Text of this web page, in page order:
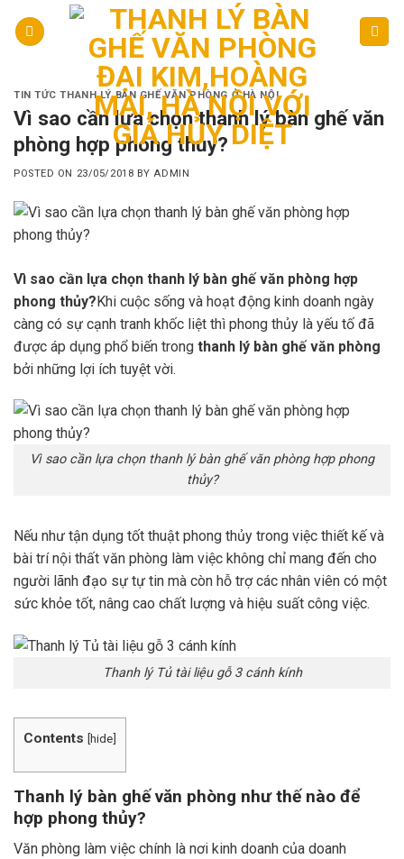
TIN TỨC THANH LÝ BÀN GHẾ VĂN PHÒNG Ở HÀ NỘI
Vì sao cần lựa chọn thanh lý bàn ghế văn
phòng hợp phong thủy?
POSTED ON 23/05/2018 BYADMIN
Vì sao cần lựa chọn thanh lý bàn ghế văn phòng hợp
phong thủy?Khi cuộc sống và hoạt động kinh doanh ngày
càng có sự cạnh tranh khốc liệt thì phong thủy là yếu tố đã
được áp dụng phổ biến trong thanh lý bàn ghế văn phòng
bởi những lợi ích tuyệt vời.
Vì sao cần lựa chọn thanh lý bàn ghế văn phòng hợp phong
thủy?
Nếu như tận dụng tốt thuật phong thủy trong việc thiết kế và
bài trí nội thất văn phòng làm việc không chỉ mang đến cho
người lãnh đạo sự tự tin mà còn hỗ trợ các nhân viên có một
sức khỏe tốt, nâng cao chất lượng và hiệu suất công việc.
Thanh lý Tủ tài liệu gỗ 3 cánh kính
Contents [hide]
Thanh lý bàn ghế văn phòng như thế nào để
hợp phong thủy?
Văn phòng làm việc chính là nơi kinh doanh của doanh